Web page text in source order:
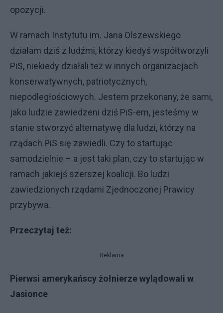
opozycji.
W ramach Instytutu im. Jana Olszewskiego
działam dziś z ludźmi, którzy kiedyś współtworzyli
PiS, niekiedy działali też w innych organizacjach
konserwatywnych, patriotycznych,
niepodległościowych. Jestem przekonany, że sami,
jako ludzie zawiedzeni dziś PiS-em, jesteśmy w
stanie stworzyć alternatywę dla ludzi, którzy na
rządach PiS się zawiedli. Czy to startując
samodzielnie – a jest taki plan, czy to startując w
ramach jakiejś szerszej koalicji. Bo ludzi
zawiedzionych rządami Zjednoczonej Prawicy
przybywa.
Przeczytaj też:
Reklama
Pierwsi amerykańscy żołnierze wylądowali w
Jasionce